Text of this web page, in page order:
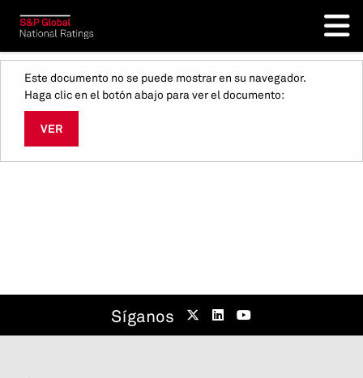
Este documento no se puede mostrar en su navegador.
Haga clic en el botón abajo para ver el documento:
VER
Síganos